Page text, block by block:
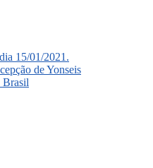
15/01/2021.
de Yonseis
Brasil